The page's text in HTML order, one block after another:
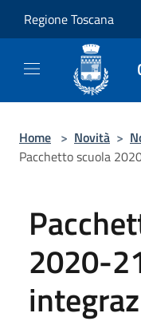
Regione Toscana
Home > Novità >
Pacchetto scuola
2020-